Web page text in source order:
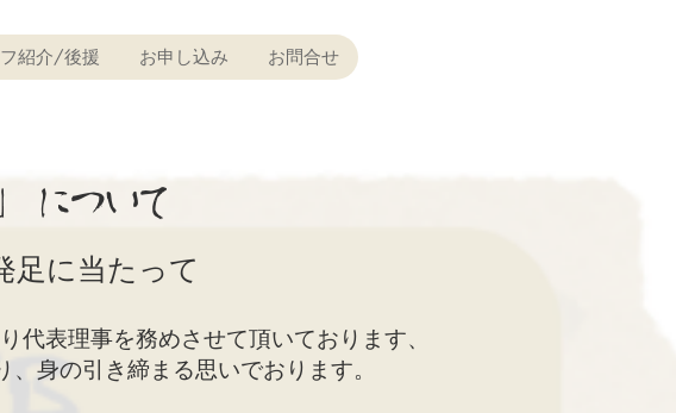
紹介/後援 お申し込み お問合せ
ついて
足に当たって
代表理事を務めさせて頂いております、
身の引き締まる思いでおります。